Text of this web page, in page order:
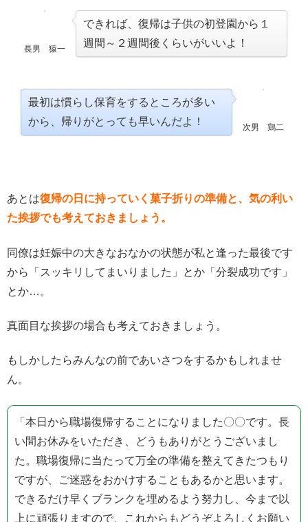
長男 猿一
できれば、復帰は子供の初登園から１
週間～２週間後くらいがいいよ！
次男 鶏二
最初は慣らし保育をするところが多い
から、帰りがとっても早いんだよ！
あとは復帰の日に持っていく 菓子折りの準備と、気の利い
た挨拶でも考えておきましょう。
同僚は妊娠中の大きなおなかの状態が私と逢った最後です
から「スッキリしてまいりました」とか「分裂成功です」
とか…。
真面目な挨拶の場合も考えておきましょう。
もしかしたらみんなの前であいさつをするかもしれませ
ん。
「本日から職場復帰することになりました〇〇です。長
い間お休みをいただき、どうもありがとうございまし
た。職場復帰に当たって万全の準備を整えてきたつもり
ですが、ご迷惑をおかけすることもあるかと思います。
できるだけ早くブランクを埋めるよう努力し、今まで以
上に頑張りますので、これからもどうぞよろしくお願い